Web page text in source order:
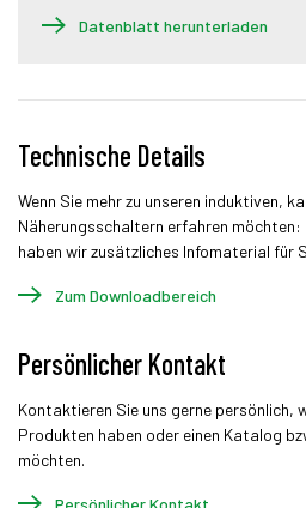
Datenblatt herunterladen
Technische Details
Wenn Sie mehr zu unseren induktiven,
Näherungsschaltern erfahren
haben wir zusätzliches Infomaterial für
Zum Downloadbereich
Persönlicher Kontakt
Kontaktieren Sie uns gerne persönlich,
Produkten haben oder einen Katalog
möchten.
Persönlicher Kontakt